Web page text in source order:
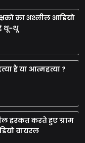
का अश्लील आडियो
थू-थू
है या आत्महत्या ?
हरकत करते हुए ग्राम
वायरल